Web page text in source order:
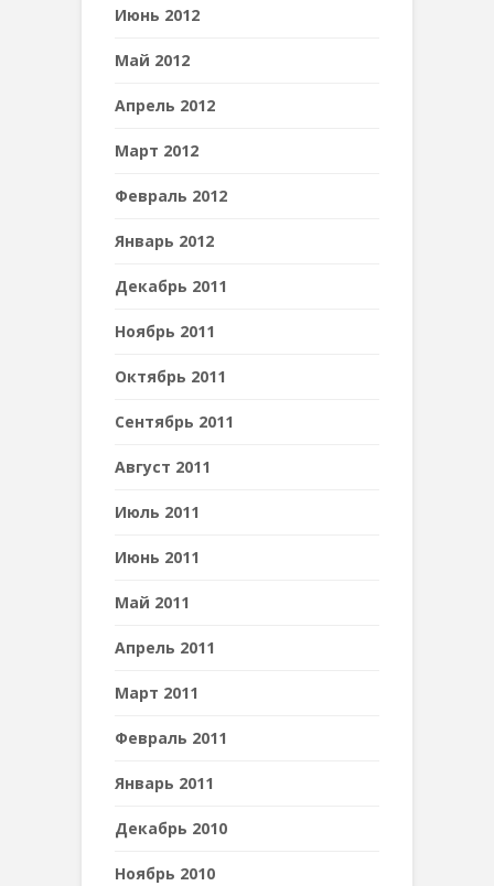
Июнь 2012
Май 2012
Апрель 2012
Март 2012
Февраль 2012
Январь 2012
Декабрь 2011
Ноябрь 2011
Октябрь 2011
Сентябрь 2011
Август 2011
Июль 2011
Июнь 2011
Май 2011
Апрель 2011
Март 2011
Февраль 2011
Январь 2011
Декабрь 2010
Ноябрь 2010